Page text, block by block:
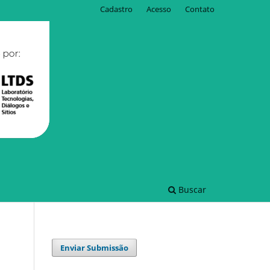
Buscar
Cadastro Acesso Contato
Enviar Submissão